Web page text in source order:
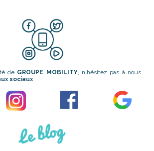
de GROUPE MOBILITY, n'hésitez pas à nous
sociaux